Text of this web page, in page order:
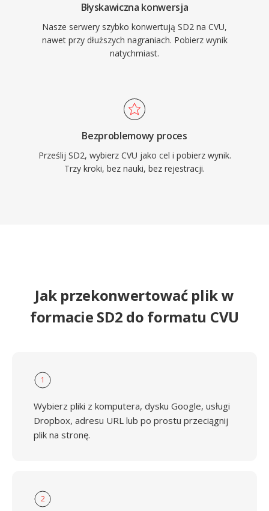
Błyskawiczna konwersja
Nasze serwery szybko konwertują SD2 na CVU,
nawet przy dłuższych nagraniach. Pobierz wynik
natychmiast.
Bezproblemowy proces
Prześlij SD2, wybierz CVU jako cel i pobierz wynik.
Trzy kroki, bez nauki, bez rejestracji.
Jak przekonwertować plik w
formacie SD2 do formatu CVU
1
Wybierz pliki z komputera, dysku Google, usługi
Dropbox, adresu URL lub po prostu przeciągnij
plik na stronę.
2